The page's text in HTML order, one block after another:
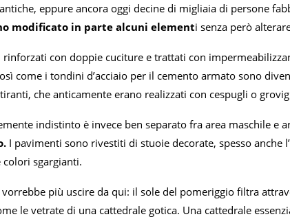
eppure ancora oggi decine di migliaia di persone
modificato in parte alcuni elementi senza però
con doppie cuciture e trattati con
come i tondini d’acciaio per il cemento armato sono
che anticamente erano realizzati con cespugli o
indistinto è invece ben separato fra area maschile e
I pavimenti sono rivestiti di stuoie decorate, spesso anche
sgargianti.
vorrebbe più uscire da qui: il sole del pomeriggio filtra
le vetrate di una cattedrale gotica. Una cattedrale